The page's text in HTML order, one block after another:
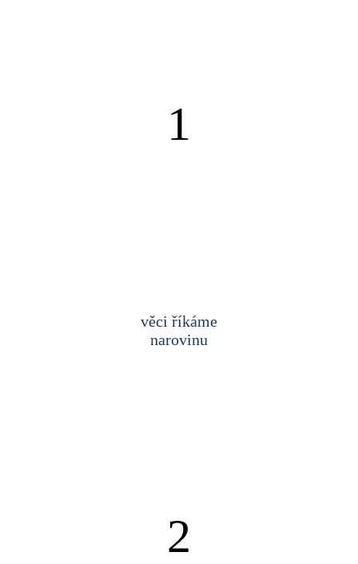
1
věci říkáme
narovinu
2